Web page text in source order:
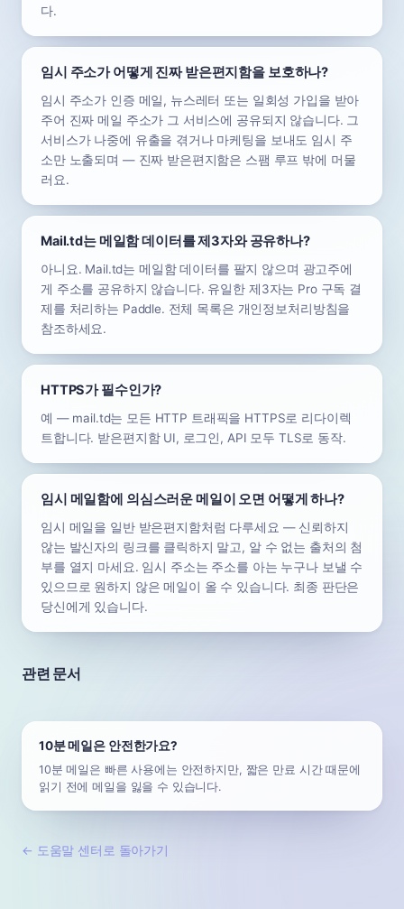
다.
임시 주소가 어떻게 진짜 받은편지함을 보호하나?
임시 주소가 인증 메일, 뉴스레터 또는 일회성 가입을 받아
주어 진짜 메일 주소가 그 서비스에 공유되지 않습니다. 그
서비스가 나중에 유출을 겪거나 마케팅을 보내도 임시 주
소만 노출되며 — 진짜 받은편지함은 스팸 루프 밖에 머물
러요.
Mail.td는 메일함 데이터를 제3자와 공유하나?
아니요. Mail.td는 메일함 데이터를 팔지 않으며 광고주에
게 주소를 공유하지 않습니다. 유일한 제3자는 Pro 구독 결
제를 처리하는 Paddle. 전체 목록은 개인정보처리방침을
참조하세요.
HTTPS가 필수인가?
예 — mail.td는 모든 HTTP 트래픽을 HTTPS로 리다이렉
트합니다. 받은편지함 UI, 로그인, API 모두 TLS로 동작.
임시 메일함에 의심스러운 메일이 오면 어떻게 하나?
임시 메일을 일반 받은편지함처럼 다루세요 — 신뢰하지
않는 발신자의 링크를 클릭하지 말고, 알 수 없는 출처의 첨
부를 열지 마세요. 임시 주소는 주소를 아는 누구나 보낼 수
있으므로 원하지 않은 메일이 올 수 있습니다. 최종 판단은
당신에게 있습니다.
관련 문서
10분 메일은 안전한가요?
10분 메일은 빠른 사용에는 안전하지만, 짧은 만료 시간 때문에
읽기 전에 메일을 잃을 수 있습니다.
← 도움말 센터로 돌아가기